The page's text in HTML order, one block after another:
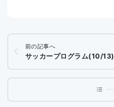
前の記事へ
サッカープログラム(10/13)